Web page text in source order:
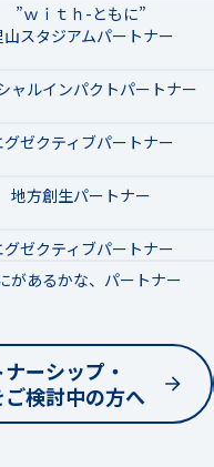
”ｗｉｔｈ-ともに”
山スタジアムパートナー
ャルインパクトパートナー
グゼクティブパートナー
地方創生パートナー
グゼクティブパートナー
があるかな、パートナー
ーシップ・
ご検討中の方へ